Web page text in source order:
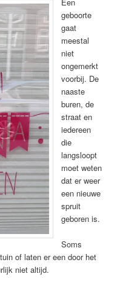
geboorte
gaat
meestal
niet
ongemerkt
voorbij. De
naaste
buren, de
straat en
iedereen
die
langsloopt
moet weten
dat er weer
een nieuwe
spruit
geboren is.
Soms
of laten er een door het
niet altijd.